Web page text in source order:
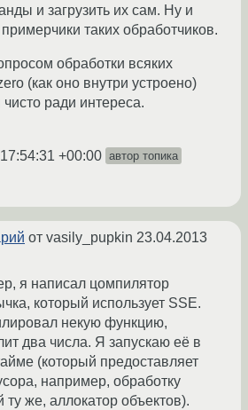
и загрузить их сам. Ну и
таких обработчиков.
обработки всяких
(как оно внутри устроено)
чисто ради интереса.
+00:00 автор топика
от vasily_pupkin 23.04.2013
я написал цомпилятор
который использует SSE.
некую функцию,
два числа. Я запускаю её в
(который предоставляет
например, обработку
ту же, аллокатор объектов).